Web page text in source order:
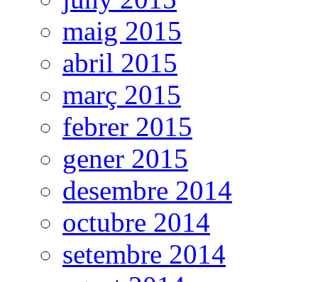
maig 2015
abril 2015
març 2015
febrer 2015
gener 2015
desembre 2014
octubre 2014
setembre 2014